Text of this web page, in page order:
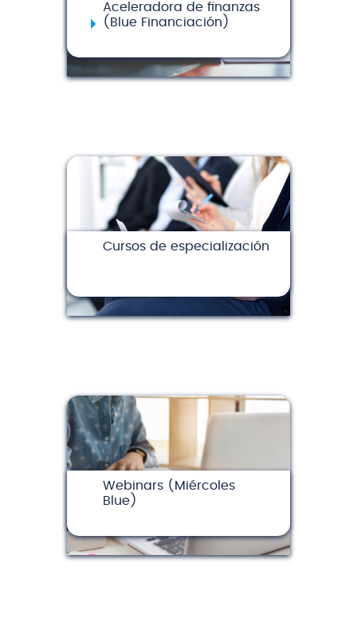
Aceleradora de finanzas
(Blue Financiación)
Cursos de especialización
Webinars (Miércoles
Blue)